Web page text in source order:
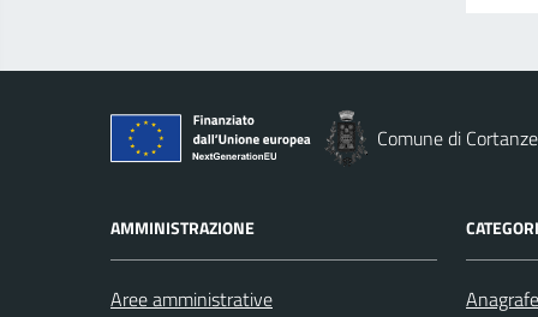
Comune di Cortanze
AMMINISTRAZIONE
Aree amministrative